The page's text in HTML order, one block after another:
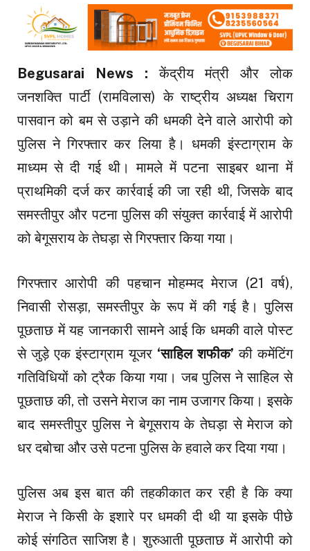
Begusarai News : केंद्रीय मंत्री और लोक
जनशक्ति पार्टी (रामविलास) के राष्ट्रीय अध्यक्ष चिराग
पासवान को बम से उड़ाने की धमकी देने वाले आरोपी को
पुलिस ने गिरफ्तार कर लिया है। धमकी इंस्टाग्राम के
माध्यम से दी गई थी। मामले में पटना साइबर थाना में
प्राथमिकी दर्ज कर कार्रवाई की जा रही थी, जिसके बाद
समस्तीपुर और पटना पुलिस की संयुक्त कार्रवाई में आरोपी
को बेगूसराय के तेघड़ा से गिरफ्तार किया गया।
गिरफ्तार आरोपी की पहचान मोहम्मद मेराज (21 वर्ष),
निवासी रोसड़ा, समस्तीपुर के रूप में की गई है। पुलिस
पूछताछ में यह जानकारी सामने आई कि धमकी वाले पोस्ट
से जुड़े एक इंस्टाग्राम यूजर ‘साहिल शफीक’की कमेंटिंग
गतिविधियों को ट्रैक किया गया। जब पुलिस ने साहिल से
पूछताछ की, तो उसने मेराज का नाम उजागर किया। इसके
बाद समस्तीपुर पुलिस ने बेगूसराय के तेघड़ा से मेराज को
धर दबोचा और उसे पटना पुलिस के हवाले कर दिया गया।
पुलिस अब इस बात की तहकीकात कर रही है कि क्या
मेराज ने किसी के इशारे पर धमकी दी थी या इसके पीछे
कोई संगठित साजिश है। शुरुआती पूछताछ में आरोपी को